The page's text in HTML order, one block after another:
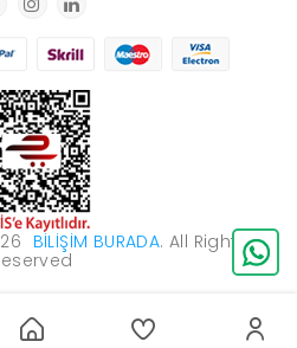
BILIŞIM BURADA. All Rights